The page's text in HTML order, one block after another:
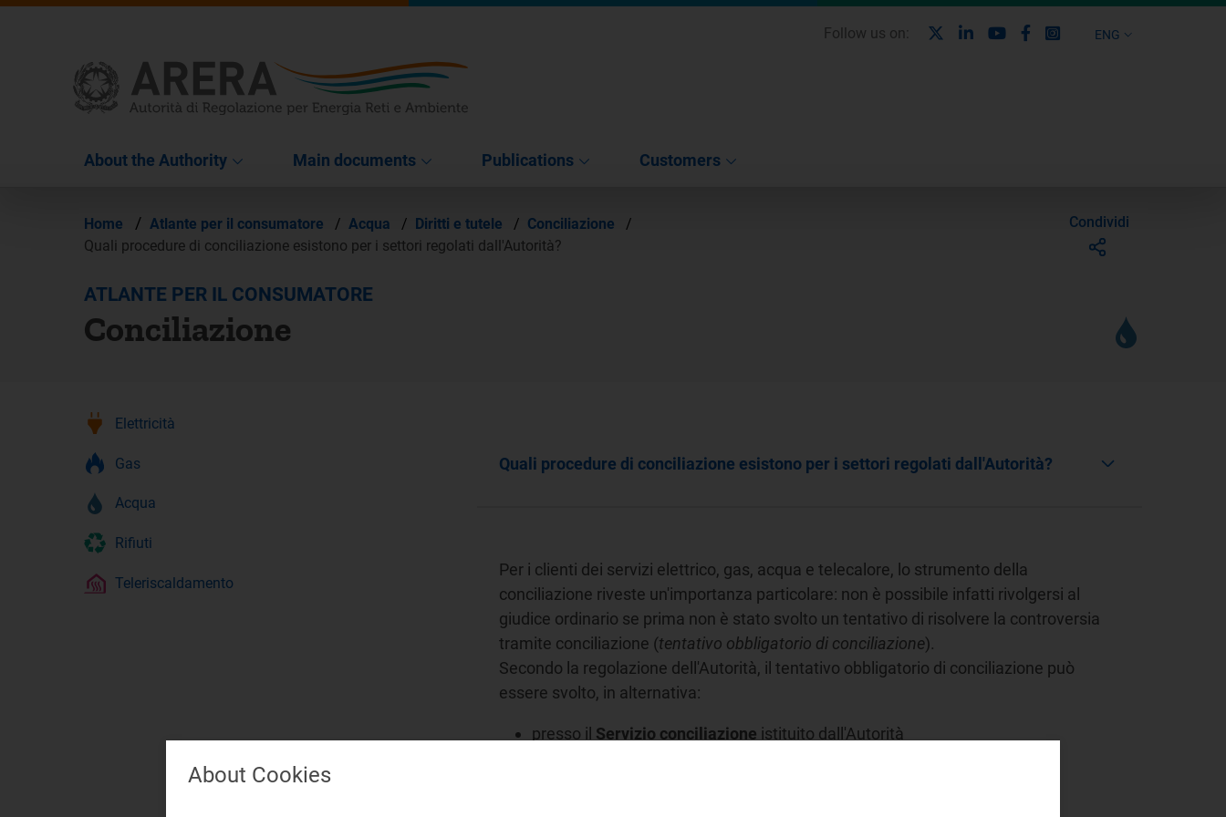
ENG
Follow us on: LinkedinYoutubeFacebook
Instagram
About the Authority Main documents Publications Customers
Home / Atlante per il consumatore / Acqua / Diritti e tutele / Conciliazione
/
Quali procedure di conciliazione esistono per i settori regolati dall'Autorità?
Condividi
ATLANTE PER IL CONSUMATORE
Conciliazione
Elettricità
Gas
Acqua
Rifiuti
Teleriscaldamento
Quali procedure di conciliazione esistono per i settori regolati dall'Autorità?
Per i clienti dei servizi elettrico, gas, acqua e telecalore, lo strumento della
conciliazione riveste un'importanza particolare: non è possibile infatti rivolgersi al
giudice ordinario se prima non è stato svolto un tentativo di risolvere la controversia
tramite conciliazione (tentativo obbligatorio di conciliazione).
Secondo la regolazione dell'Autorità, il tentativo obbligatorio di conciliazione può
essere svolto, in alternativa:
presso il Servizio conciliazione istituito dall'Autorità
About Cookies